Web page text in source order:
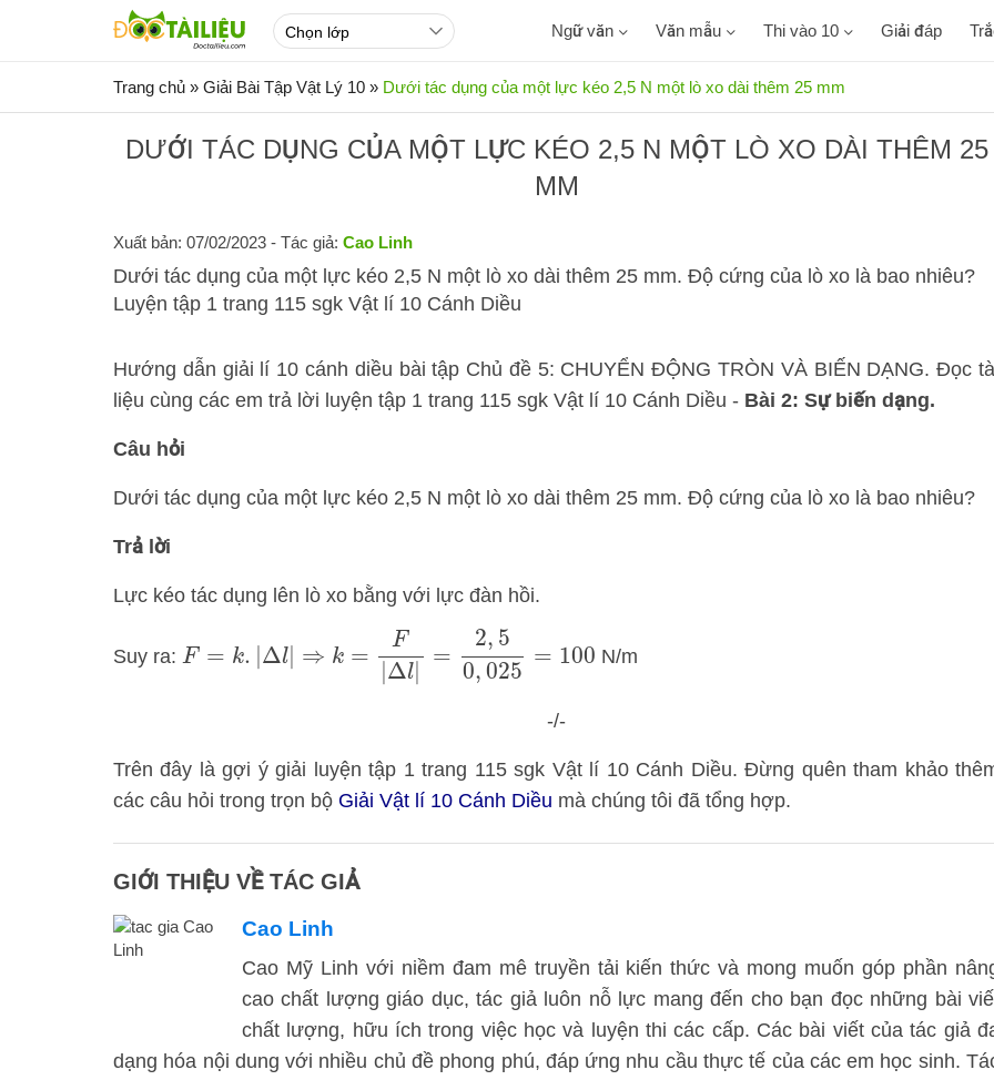
Ngữ văn Văn mẫu Thi vào 10 Giải đáp
Trang chủ » Giải Bài Tập Vật Lý 10 » Dưới tác dụng của một lực kéo 2,5 N một lò xo dài thêm 25 mm
DƯỚI TÁC DỤNG CỦA MỘT LỰC KÉO 2,5 N MỘT LÒ XO DÀI THÊM 25
MM
Xuất bản: 07/02/2023 - Tác giả: Cao Linh
Dưới tác dụng của một lực kéo 2,5 N một lò xo dài thêm 25 mm. Độ cứng của lò xo là bao nhiêu?
Luyện tập 1 trang 115 sgk Vật lí 10 Cánh Diều
Hướng dẫn giải lí 10 cánh diều bài tập Chủ đề 5: CHUYỂN ĐỘNG TRÒN VÀ BIẾN DẠNG. Đọc
liệu cùng các em trả lời luyện tập 1 trang 115 sgk Vật lí 10 Cánh Diều - Bài 2: Sự biến dạng.
Câu hỏi
Dưới tác dụng của một lực kéo 2,5 N một lò xo dài thêm 25 mm. Độ cứng của lò xo là bao nhiêu?
Trả lời
Lực kéo tác dụng lên lò xo bằng với lực đàn hồi.
Suy ra: F = k. Δl| ⇒ k =
F
Δl
=
2, 5
0, 025
= 100
50 100
N/m
-/-
Trên đây là gợi ý giải luyện tập 1 trang 115 sgk Vật lí 10 Cánh Diều. Đừng quên tham khảo
các câu hỏi trong trọn bộ Giải Vật lí 10 Cánh Diều mà chúng tôi đã tổng hợp.
GIỚI THIỆU VỀ TÁC GIẢ
Cao Linh
Cao Mỹ Linh với niềm đam mê truyền tải kiến thức và mong muốn góp phần
cao chất lượng giáo dục, tác giả luôn nỗ lực mang đến cho bạn đọc những bài
chất lượng, hữu ích trong việc học và luyện thi các cấp. Các bài viết của tác giả
dạng hóa nội dung với nhiều chủ đề phong phú, đáp ứng nhu cầu thực tế của các em học sinh.